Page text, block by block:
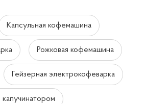
Капсульная кофемашина
Рожковая кофемашина
Гейзерная электрокофеварка